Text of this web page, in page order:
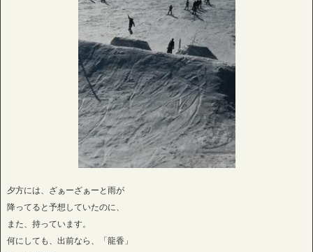
夕方には、ざぁーざぁーと雨が
降ってると予想していたのに、
また、持っています。
何にしても、出前なら、「龍香」